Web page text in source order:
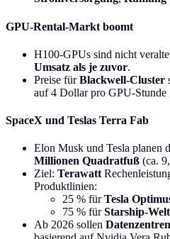
GPU-Rental-Markt boomt
H100-GPUs sind nicht
Umsatz als je zuvor.
Preise fürBlackwell-Cluster
auf 4 Dollar pro GPU-Stunde
SpaceX und Teslas Terra Fab
Elon Musk und Tesla planen
Millionen Quadratfuß (ca.
Ziel: Terawatt
Produktlinien:
25 % fürTesla
75 % fürStarship-
Ab 2026 sollen